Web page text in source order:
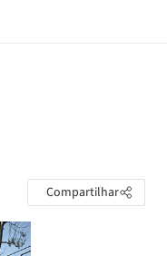
Compartilhar